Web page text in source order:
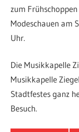
zum
Modeschauen am
Uhr.
Die Musikkapelle
Musikkapelle
Stadtfestes ganz
Besuch.